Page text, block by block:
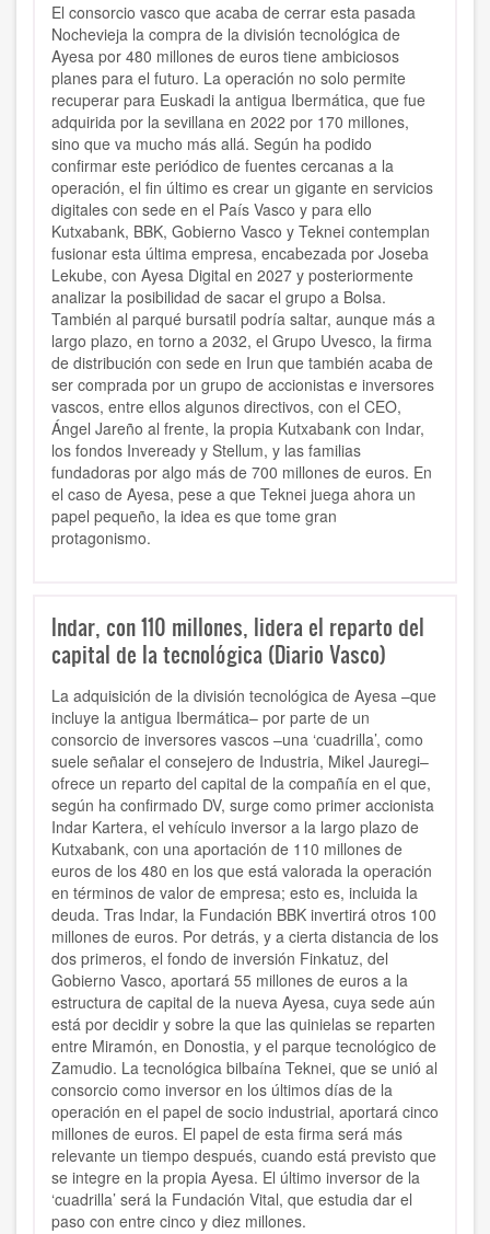
El consorcio vasco que acaba de cerrar esta pasada
Nochevieja la compra de la división tecnológica de
Ayesa por 480 millones de euros tiene ambiciosos
planes para el futuro. La operación no solo permite
recuperar para Euskadi la antigua Ibermática, que fue
adquirida por la sevillana en 2022 por 170 millones,
sino que va mucho más allá. Según ha podido
confirmar este periódico de fuentes cercanas a la
operación, el fin último es crear un gigante en servicios
digitales con sede en el País Vasco y para ello
Kutxabank, BBK, Gobierno Vasco y Teknei contemplan
fusionar esta última empresa, encabezada por Joseba
Lekube, con Ayesa Digital en 2027 y posteriormente
analizar la posibilidad de sacar el grupo a Bolsa.
También al parqué bursatil podría saltar, aunque más a
largo plazo, en torno a 2032, el Grupo Uvesco, la firma
de distribución con sede en Irun que también acaba de
ser comprada por un grupo de accionistas e inversores
vascos, entre ellos algunos directivos, con el CEO,
Ángel Jareño al frente, la propia Kutxabank con Indar,
los fondos Inveready y Stellum, y las familias
fundadoras por algo más de 700 millones de euros. En
el caso de Ayesa, pese a que Teknei juega ahora un
papel pequeño, la idea es que tome gran
protagonismo.
Indar, con 110 millones, lidera el reparto del
capital de la tecnológica (Diario Vasco)
La adquisición de la división tecnológica de Ayesa –que
incluye la antigua Ibermática– por parte de un
consorcio de inversores vascos –una ‘cuadrilla’, como
suele señalar el consejero de Industria, Mikel Jauregi–
ofrece un reparto del capital de la compañía en el que,
según ha confirmado DV, surge como primer accionista
Indar Kartera, el vehículo inversor a la largo plazo de
Kutxabank, con una aportación de 110 millones de
euros de los 480 en los que está valorada la operación
en términos de valor de empresa; esto es, incluida la
deuda. Tras Indar, la Fundación BBK invertirá otros 100
millones de euros. Por detrás, y a cierta distancia de los
dos primeros, el fondo de inversión Finkatuz, del
Gobierno Vasco, aportará 55 millones de euros a la
estructura de capital de la nueva Ayesa, cuya sede aún
está por decidir y sobre la que las quinielas se reparten
entre Miramón, en Donostia, y el parque tecnológico de
Zamudio. La tecnológica bilbaína Teknei, que se unió al
consorcio como inversor en los últimos días de la
operación en el papel de socio industrial, aportará cinco
millones de euros. El papel de esta firma será más
relevante un tiempo después, cuando está previsto que
se integre en la propia Ayesa. El último inversor de la
‘cuadrilla’ será la Fundación Vital, que estudia dar el
paso con entre cinco y diez millones.